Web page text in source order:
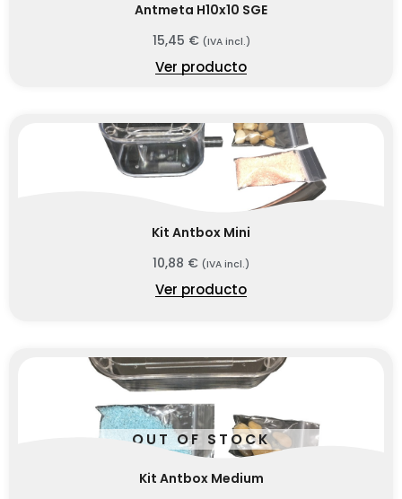
Antmeta H10x10 SGE
15,45 € (IVA incl.)
Ver producto
Kit Antbox Mini
10,88 € (IVA incl.)
Ver producto
OUT OF STOCK
Kit Antbox Medium